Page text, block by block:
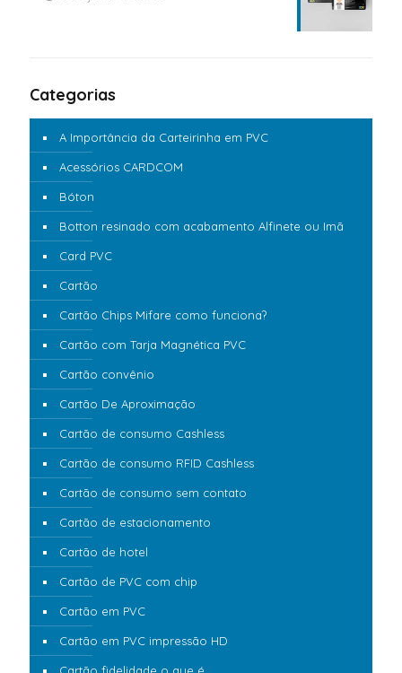
Categorias
A Importância da Carteirinha em PVC
Acessórios CARDCOM
Bóton
Botton resinado com acabamento Alfinete ou Imã
Card PVC
Cartão
Cartão Chips Mifare como funciona?
Cartão com Tarja Magnética PVC
Cartão convênio
Cartão De Aproximação
Cartão de consumo Cashless
Cartão de consumo RFID Cashless
Cartão de consumo sem contato
Cartão de estacionamento
Cartão de hotel
Cartão de PVC com chip
Cartão em PVC
Cartão em PVC impressão HD